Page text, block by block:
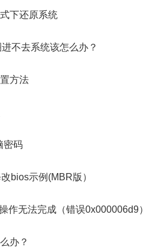
下还原系统
不去系统该怎么办？
方法
密码
bios示例(MBR版）
作无法完成（错误0x000006d9）
办？